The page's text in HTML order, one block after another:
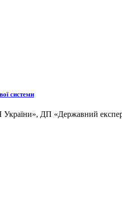
системи
ДП «Державний